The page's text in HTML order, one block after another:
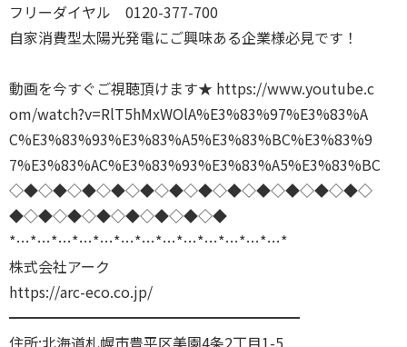
フリーダイヤル 0120-377-700
自家消費型太陽光発電にご興味ある企業様必見です！
動画を今すぐご視聴頂けます★ https://www.youtube.c
om/watch?v=RlT5hMxWOlA%E3%83%97%E3%83%A
C%E3%83%93%E3%83%A5%E3%83%BC%E3%83%9
7%E3%83%AC%E3%83%93%E3%83%A5%E3%83%BC
◇◆◇◆◇◆◇◆◇◆◇◆◇◆◇◆◇◆◇◆◇◆◇◆◇
◆◇◆◇◆◇◆◇◆◇◆◇◆◇◆
*…*…*…*…*…*…*…*…*…*…*…*…*…*
株式会社アーク
https://arc-eco.co.jp/
━━━━━━━━━━━━━━━━━━━━
住所:北海道札幌市豊平区美園4条2丁目1-5